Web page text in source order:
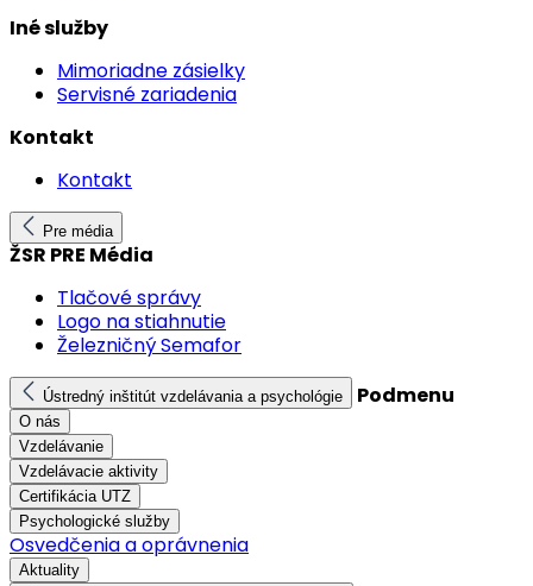
Iné služby
Mimoriadne zásielky
Servisné zariadenia
Kontakt
Kontakt
Pre média
ŽSR PRE Média
Tlačové správy
Logo na stiahnutie
Železničný Semafor
Ústredný inštitút vzdelávania a psychológie Podmenu
O nás
Vzdelávanie
Vzdelávacie aktivity
Certifikácia UTZ
Psychologické služby
Osvedčenia a oprávnenia
Aktuality